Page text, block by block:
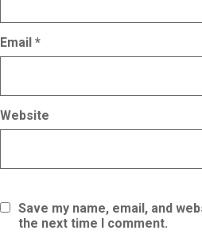
Email *
Website
Save my name, email, and
the next time I comment.